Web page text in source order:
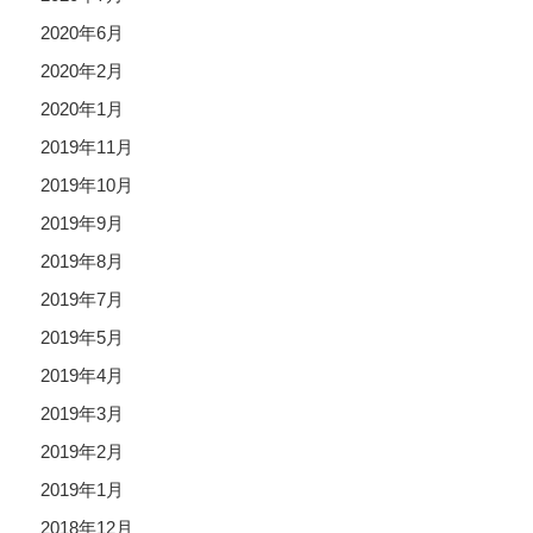
2020年6月
2020年2月
2020年1月
2019年11月
2019年10月
2019年9月
2019年8月
2019年7月
2019年5月
2019年4月
2019年3月
2019年2月
2019年1月
2018年12月